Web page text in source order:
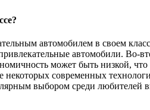
автомобилем в своем
автомобили.
может быть низкой, что
некоторых современных
выбором среди любителей